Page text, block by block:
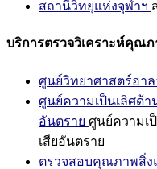
สถานีวิทยุแห่งจุฬาฯ
บริการตรวจวิเคราะห์คุณภ
ศูนย์วิทยาศาสตร์ฮาล
ศูนย์ความเป็นเลิศด้า
อันตราย ศูนย์ความเ
เสียอันตราย
ตรวจสอบคุณภาพสิ่ง